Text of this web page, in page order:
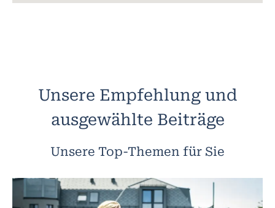
Unsere Empfehlung und
ausgewählte Beiträge
Unsere Top-Themen für Sie